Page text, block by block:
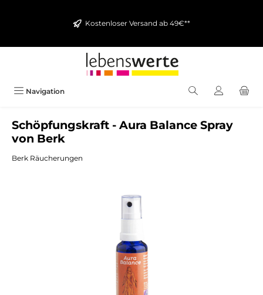
Kostenloser Versand ab 49€**
Navigation
Schöpfungskraft - Aura Balance Spray
von Berk
Berk Räucherungen